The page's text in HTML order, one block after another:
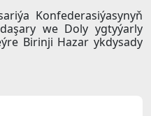
Konfederasiýasynyň
we Doly ygtyýarly
Birinji Hazar ykdysady